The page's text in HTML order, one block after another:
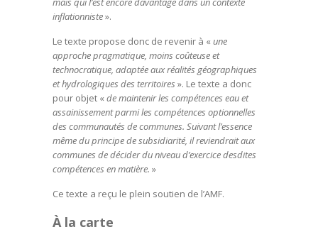
inflationniste».
Le texte propose donc de revenir à « une
approche pragmatique, moins coûteuse et
technocratique, adaptée aux réalités géographiques
et hydrologiques des territoires ». Le texte a donc
pour objet « de maintenir les compétences eau et
assainissement parmi les compétences optionnelles
des communautés de communes. Suivant l’essence
même du principe de subsidiarité, il reviendrait aux
communes de décider du niveau d’exercice desdites
compétences en matière. »
Ce texte a reçu le plein soutien de l’AMF.
À la carte